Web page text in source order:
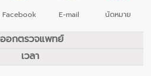
Facebook E-mail นัดหมาย
อกตรวจแพทย์
เวลา